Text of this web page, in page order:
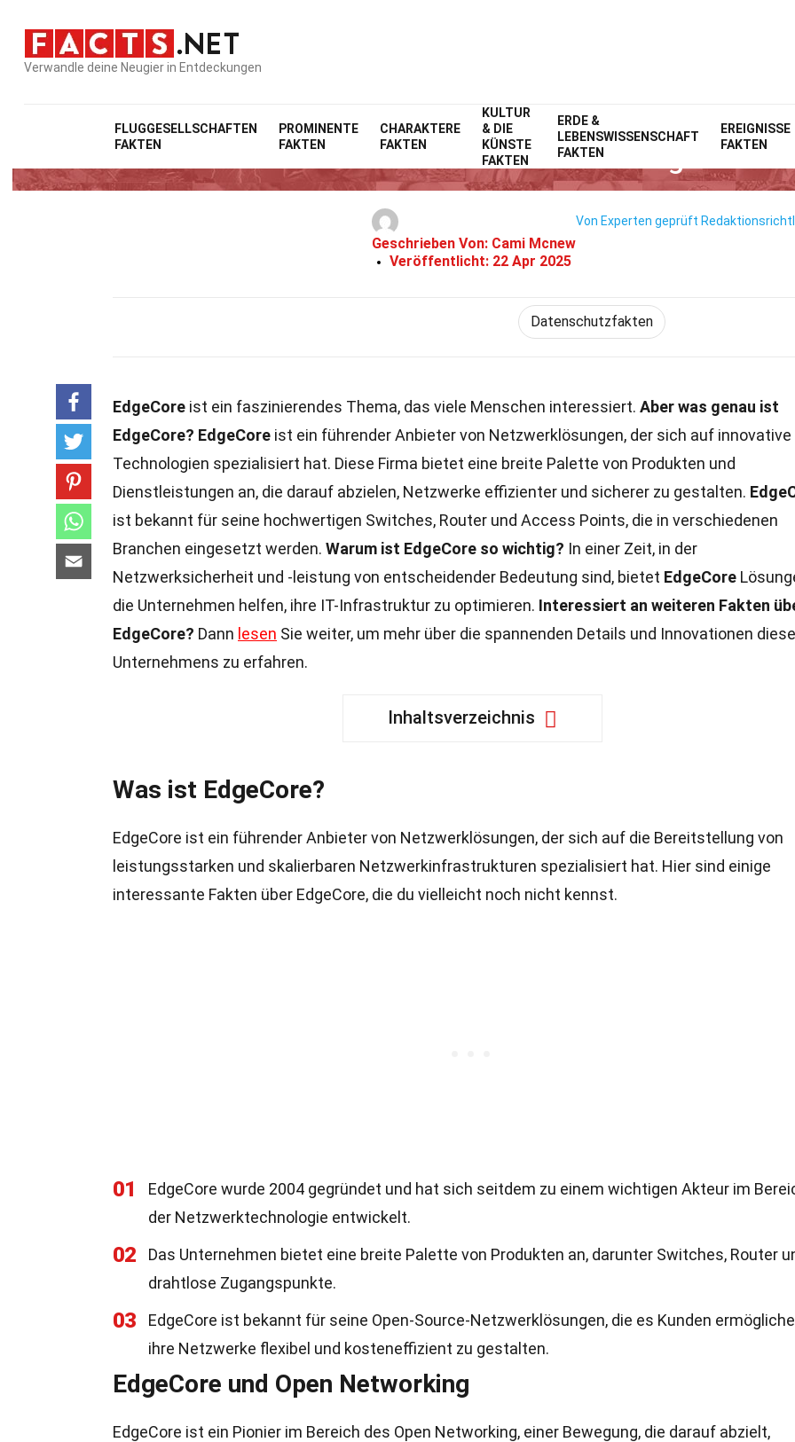
Verwandle deine Neugier in Entdeckungen
FLUGGESELLSCHAFTEN
FAKTEN
PROMINENTE
FAKTEN
CHARAKTERE
FAKTEN
KULTUR
& DIE
KÜNSTE
FAKTEN
ERDE &
LEBENSWISSENSCHAFT
FAKTEN
EREIGNISSE
FAKTEN
Home Technik & Wissenschaften Fakten
17 Fakten Über EdgeCore
Geschrieben Von: Cami Mcnew
Veröffentlicht: 22 Apr 2025
Von Experten geprüft
Datenschutzfakten
EdgeCore ist ein faszinierendes Thema, das viele Menschen interessiert. Aber was genau ist
EdgeCore? EdgeCore ist ein führender Anbieter von Netzwerklösungen, der sich auf innovative
Technologien spezialisiert hat. Diese Firma bietet eine breite Palette von Produkten und
Dienstleistungen an, die darauf abzielen, Netzwerke effizienter und sicherer zu gestalten.
ist bekannt für seine hochwertigen Switches, Router und Access Points, die in verschiedenen
Branchen eingesetzt werden. Warum ist EdgeCore so wichtig? In einer Zeit, in der
Netzwerksicherheit und -leistung von entscheidender Bedeutung sind, bietet EdgeCore
die Unternehmen helfen, ihre IT-Infrastruktur zu optimieren. Interessiert an weiteren Fakten
EdgeCore? Dann lesen Sie weiter, um mehr über die spannenden Details und Innovationen
Unternehmens zu erfahren.
Inhaltsverzeichnis
Was ist EdgeCore?
EdgeCore ist ein führender Anbieter von Netzwerklösungen, der sich auf die Bereitstellung von
leistungsstarken und skalierbaren Netzwerkinfrastrukturen spezialisiert hat. Hier sind einige
interessante Fakten über EdgeCore, die du vielleicht noch nicht kennst.
01
EdgeCore wurde 2004 gegründet und hat sich seitdem zu einem wichtigen Akteur im
der Netzwerktechnologie entwickelt.
02
Das Unternehmen bietet eine breite Palette von Produkten an, darunter Switches, Router
drahtlose Zugangspunkte.
03
EdgeCore ist bekannt für seine Open-Source-Netzwerklösungen, die es Kunden
ihre Netzwerke flexibel und kosteneffizient zu gestalten.
EdgeCore und Open Networking
EdgeCore ist ein Pionier im Bereich des Open Networking, einer Bewegung, die darauf abzielt,